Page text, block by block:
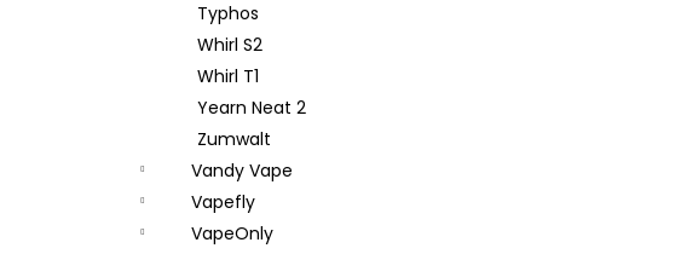
Typhos
Whirl S2
Whirl T1
Yearn Neat 2
Zumwalt
Vandy Vape
Vapefly
VapeOnly